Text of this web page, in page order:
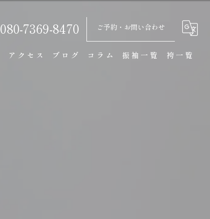
080-7369-8470 ご予約・お問い合わせ
アクセス ブログ コラム 振袖一覧 袴一覧